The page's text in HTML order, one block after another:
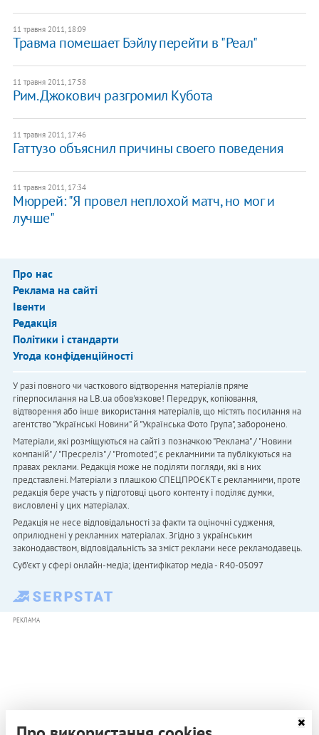
11 травня 2011, 18:09
Травма помешает Бэйлу перейти в "Реал"
11 травня 2011, 17:58
Рим. Джокович разгромил Кубота
11 травня 2011, 17:46
Гаттузо объяснил причины своего поведения
11 травня 2011, 17:34
Мюррей: "Я провел неплохой матч, но мог и
лучше"
Про нас
Реклама на сайті
Івенти
Редакція
Політики і стандарти
Угода конфіденційності
У разі повного чи часткового відтворення матеріалів пряме
гіперпосилання на LB.ua обов'язкове! Передрук, копіювання,
відтворення або інше використання матеріалів, що містять посилання на
агентство "Українськi Новини" й "Українська Фото Група", заборонено.
Матеріали, які розміщуються на сайті з позначкою "Реклама" / "Новини
компаній" / "Пресреліз" / "Promoted", є рекламними та публікуються на
правах реклами. Редакція може не поділяти погляди, які в них
представлені. Матеріали з плашкою СПЕЦПРОЄКТ є рекламними, проте
редакція бере участь у підготовці цього контенту і поділяє думки,
висловлені у цих матеріалах.
Редакція не несе відповідальності за факти та оціночні судження,
оприлюднені у рекламних матеріалах. Згідно з українським
законодавством, відповідальність за зміст реклами несе рекламодавець.
Cуб'єкт у сфері онлайн-медіа; ідентифікатор медіа - R40-05097
РЕКЛАМА